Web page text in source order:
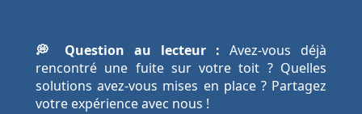
💭 Question au lecteur : Avez-vous déjà
rencontré une fuite sur votre toit ? Quelles
solutions avez-vous mises en place ? Partagez
votre expérience avec nous !